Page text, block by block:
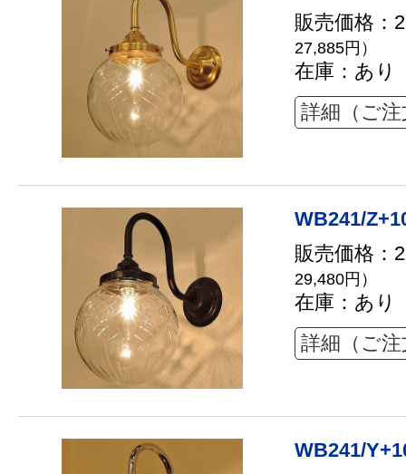
販売価格：
27,885円）
在庫：あり
詳細（ご
WB241/
販売価格：
29,480円）
在庫：あり
詳細（ご
WB241/